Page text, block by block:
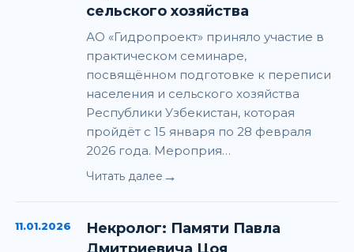
сельского хозяйства
АО «Гидропроект» приняло участие в
практическом семинаре,
посвящённом подготовке к переписи
населения и сельского хозяйства
Республики Узбекистан, которая
пройдёт с 15 января по 28 февраля
2026 года. Мероприя…
Читать далее →
11.01.2026
Некролог: Памяти Павла